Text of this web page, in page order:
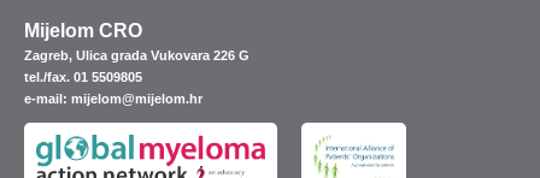
Mijelom CRO
Zagreb, Ulica grada Vukovara 226 G
tel./fax. 01 5509805
e-mail: mijelom@mijelom.hr